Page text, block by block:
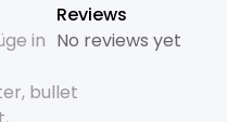
in
, bullet
Reviews
No reviews yet